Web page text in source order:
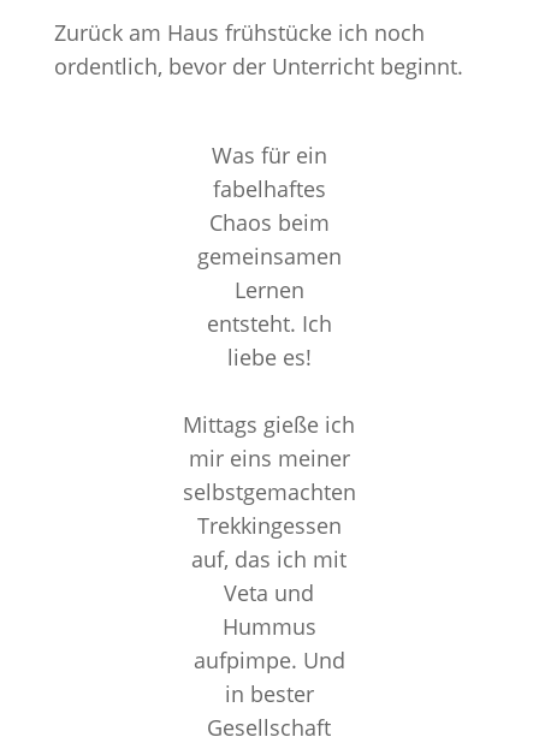
Zurück am Haus frühstücke ich noch
ordentlich, bevor der Unterricht beginnt.
Was für ein
fabelhaftes
Chaos beim
gemeinsamen
Lernen
entsteht. Ich
liebe es!
Mittags gieße ich
mir eins meiner
selbstgemachten
Trekkingessen
auf, das ich mit
Veta und
Hummus
aufpimpe. Und
in bester
Gesellschaft